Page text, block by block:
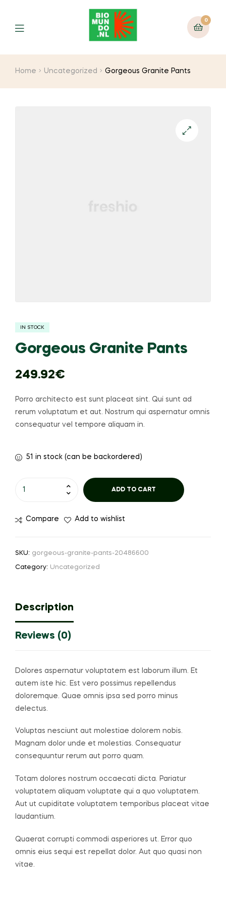
0
Home Uncategorized Gorgeous Granite Pants
IN STOCK
Gorgeous Granite Pants
249.92€
Porro architecto est sunt placeat sint. Qui sunt ad
rerum voluptatum et aut. Nostrum qui aspernatur omnis
consequatur vel tempore aliquam in.
51 in stock (can be backordered)
ADD TO CART
Compare Add to wishlist
SKU: gorgeous-granite-pants-20486600
Category: Uncategorized
Description
Reviews (0)
Dolores aspernatur voluptatem est laborum illum. Et
autem iste hic. Est vero possimus repellendus
doloremque. Quae omnis ipsa sed porro minus
delectus.
Voluptas nesciunt aut molestiae dolorem nobis.
Magnam dolor unde et molestias. Consequatur
consequuntur rerum aut porro quam.
Totam dolores nostrum occaecati dicta. Pariatur
voluptatem aliquam voluptate qui a quo voluptatem.
Aut ut cupiditate voluptatem temporibus placeat vitae
laudantium.
Quaerat corrupti commodi asperiores ut. Error quo
omnis eius sequi est repellat dolor. Aut quo quasi non
vitae.